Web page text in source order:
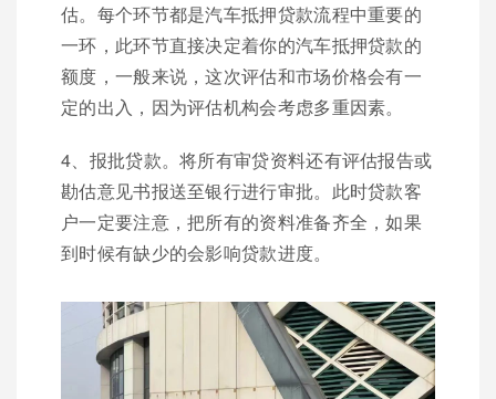
估。每个环节都是汽车抵押贷款流程中重要的
一环，此环节直接决定着你的汽车抵押贷款的
额度，一般来说，这次评估和市场价格会有一
定的出入，因为评估机构会考虑多重因素。
4、报批贷款。将所有审贷资料还有评估报告或
勘估意见书报送至银行进行审批。此时贷款客
户一定要注意，把所有的资料准备齐全，如果
到时候有缺少的会影响贷款进度。